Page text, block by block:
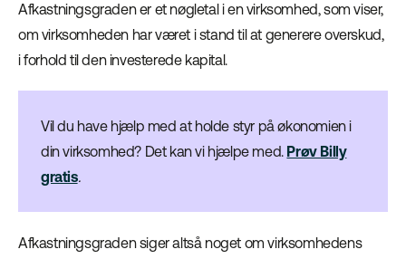
Afkastningsgraden er et nøgletal i en virksomhed, som viser,
om virksomheden har været i stand til at generere overskud,
i forhold til den investerede kapital.
Vil du have hjælp med at holde styr på økonomien i
din virksomhed? Det kan vi hjælpe med. Prøv Billy
gratis.
Afkastningsgraden siger altså noget om virksomhedens